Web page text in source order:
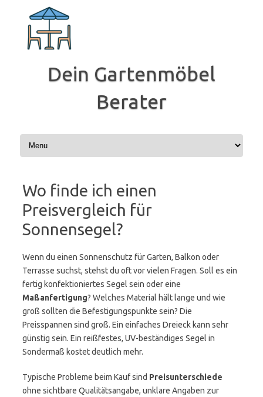
Inhalt
springen
Dein Gartenmöbel
Berater
Wo finde ich einen
Preisvergleich für
Sonnensegel?
Wenn du einen Sonnenschutz für Garten, Balkon oder
Terrasse suchst, stehst du oft vor vielen Fragen. Soll es ein
fertig konfektioniertes Segel sein oder eine
Maßanfertigung? Welches Material hält lange und wie
groß sollten die Befestigungspunkte sein? Die
Preisspannen sind groß. Ein einfaches Dreieck kann sehr
günstig sein. Ein reißfestes, UV-beständiges Segel in
Sondermaß kostet deutlich mehr.
Typische Probleme beim Kauf sind Preisunterschiede
ohne sichtbare Qualitätsangabe, unklare Angaben zur